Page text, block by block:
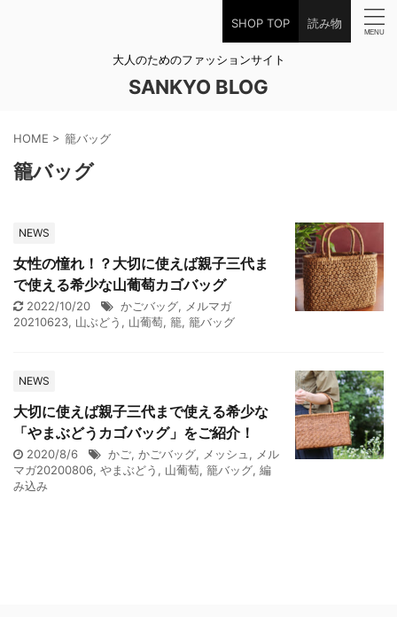
SHOP TOP 読み物
大人のためのファッションサイト
SANKYO BLOG
HOME > 籠バッグ
籠バッグ
NEWS
女性の憧れ！？大切に使えば親子三代ま
で使える希少な山葡萄カゴバッグ
2022/10/20 かごバッグ, メルマガ
20210623, 山ぶどう , 山葡萄, 籠, 籠バッグ
NEWS
大切に使えば親子三代まで使える希少な
「やまぶどうカゴバッグ」をご紹介！
2020/8/6 かご, かごバッグ, メッシュ , メル
マガ20200806, やまぶどう , 山葡萄, 籠バッグ, 編
み込み